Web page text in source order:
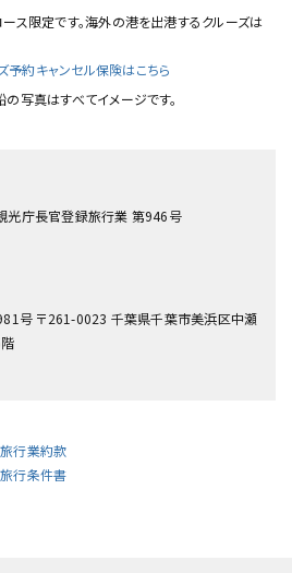
ース限定です。海外の港を出港するクルーズは
予約キャンセル保険はこちら
写真はすべてイメージです。
光庁長官登録旅行業 第946号
号 〒261-0023 千葉県千葉市美浜区中瀬
行業約款
行条件書